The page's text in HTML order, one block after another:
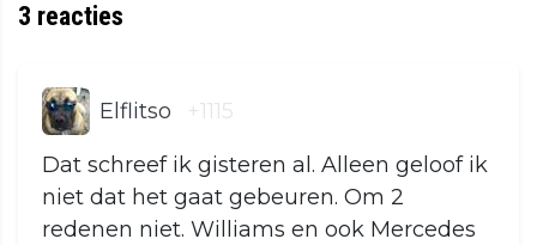
3 reacties
Elflitso +1115
Dat schreef ik gisteren al. Alleen geloof ik
niet dat het gaat gebeuren. Om 2
redenen niet. Williams en ook Mercedes